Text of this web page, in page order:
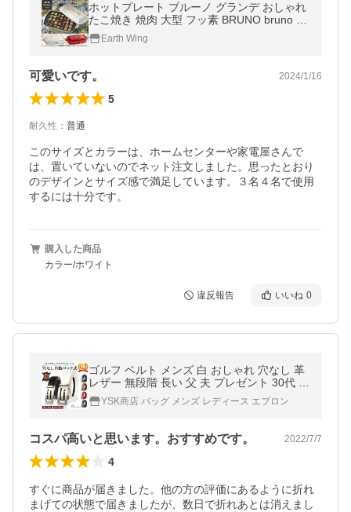
ホットプレート ブルーノ グランデ おしゃれ
たこ焼き 焼肉 大型 フッ素 BRUNO bruno 人
気 かわいい ギフト プレゼント 新生活 白 ホ
ワイト レッド 赤
Earth Wing
可愛いです。 2024/1/16
5
耐久性 ： 普通
このサイズとカラーは、ホームセンターや家電屋さんで
は、置いていないのでネット注文しました。思ったとおり
のデザインとサイズ感で満足しています。３名４名で使用
するには十分です。
購入した商品
カラー/ホワイト
違反報告 いいね 0
ゴルフ ベルト メンズ 白 おしゃれ 穴なし 革
レザー 無段階 長い 父 夫 プレゼント 30代 4
0代 50代
YSK商店 バッグ メンズ レディース エプロン
コスパ高いと思います。おすすめです。 2022/7/7
4
すぐに商品が届きました。他の方の評価にあるように折れ
まげての状態で届きましたが、数日で折れあとは消えまし